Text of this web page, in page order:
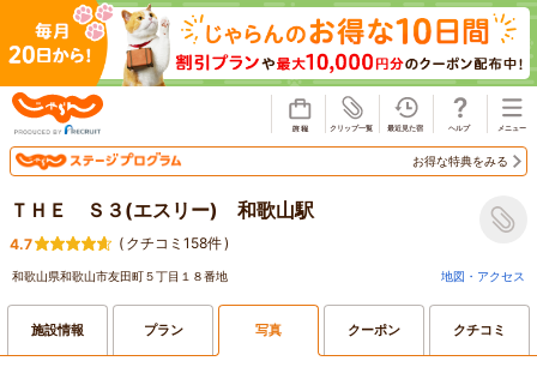
お得な特典をみる
ＴＨＥ Ｓ３(エスリー) 和歌山駅
4.7 ( クチコミ158件)
和歌山県和歌山市友田町５丁目１８番地 地図・アクセス
施設情報 プラン 写真 クーポン クチコミ